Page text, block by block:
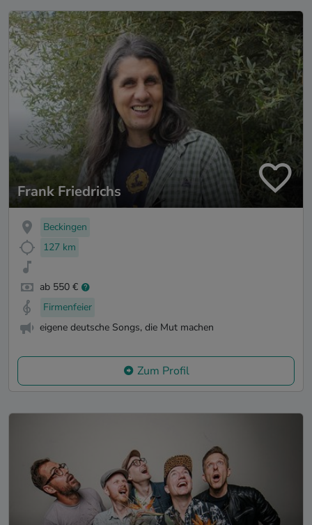
Frank Friedrichs
Beckingen
127 km
ab 550 €
Firmenfeier
eigene deutsche Songs, die Mut machen
Zum Profil